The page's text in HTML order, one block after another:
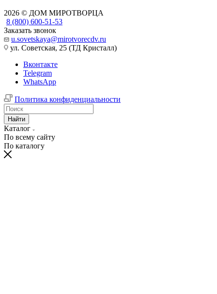
2026 © ДОМ МИРОТВОРЦА
8 (800) 600-51-53
Заказать звонок
u.sovetskaya@mirotvorecdv.ru
ул. Советская, 25 (ТД Кристалл)
Вконтакте
Telegram
WhatsApp
Политика конфиденциальности
Найти
Каталог
По всему сайту
По каталогу